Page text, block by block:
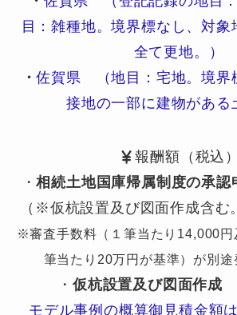
目：雑種地。境界標なし、対象
全て更地。）
・佐賀県 （地目：宅地。境界
接地の一部に建物がある
報酬額（税込）
・相続土地国庫帰属制度の承認
（※仮杭設置及び図面作成含
※審査手数料（１筆当たり14,000円
筆当たり20万円が基準）が別途
・ 仮杭設置及び図面作成
モデル事例の概算御見積金額